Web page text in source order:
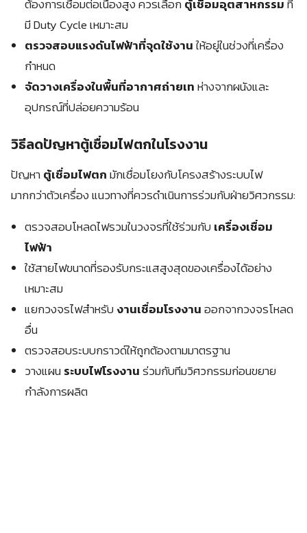
ต้องการเชื่อมต่อเนื่องสูง ควรเลือก ตู้เชื่อมอุตสาหกรรมที่
มี Duty Cycle เหมาะสม
ตรวจสอบแรงดันไฟฟ้าที่จุดใช้งานให้อยู่ในช่วงที่เครื่อง
กำหนด
จัดวางเครื่องในพื้นที่อากาศถ่ายเทห่างจากผนังและ
อุปกรณ์ที่ปล่อยความร้อน
วิธีลดปัญหาตู้เชื่อมไฟตกในโรงงาน
ปัญหาตู้เชื่อมไฟตกมักเชื่อมโยงกับโครงสร้างระบบไฟ
มากกว่าตัวเครื่อง แนวทางที่ควรดำเนินการร่วมกับฝ่ายวิศวกรรม:
ตรวจสอบโหลดไฟรวมในวงจรที่ใช้ร่วมกับ เครื่องเชื่อม
ไฟฟ้า
ใช้สายไฟขนาดที่รองรับกระแสสูงสุดของเครื่องได้อย่าง
เหมาะสม
แยกวงจรไฟสำหรับงานเชื่อมโรงงานออกจากวงจรโหลด
อื่น
ตรวจสอบระบบกราวด์ให้ถูกต้องตามมาตรฐาน
วางแผน ระบบไฟโรงงานร่วมกับทีมวิศวกรรมก่อนขยาย
กำลังการผลิต